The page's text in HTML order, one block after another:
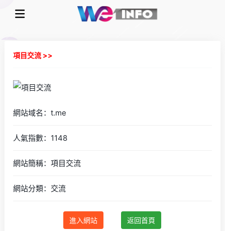
項目交流 >>
網站域名：t.me
人氣指數：1148
網站簡稱：項目交流
網站分類：交流
進入網站 返回首頁